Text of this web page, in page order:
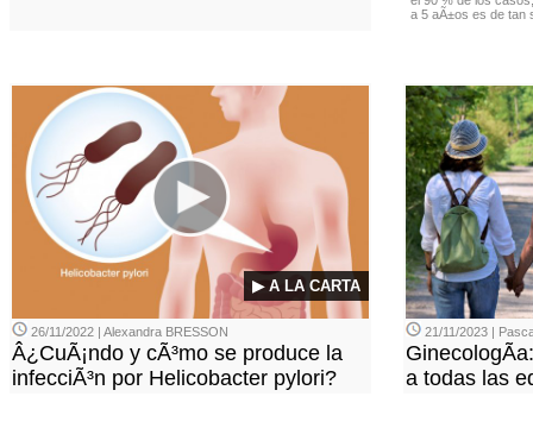
a 5 aÃ±os es de tan
▶ A LA CARTA
26/11/2022 | Alexandra BRESSON
Â¿CuÃ¡ndo y cÃ³mo se produce la
infecciÃ³n por Helicobacter pylori?
21/11/2023 |
a todas las